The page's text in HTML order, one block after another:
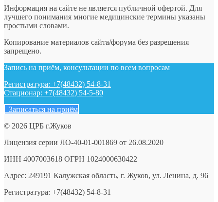
Информация на сайте не является публичной офертой. Для
лучшего понимания многие медицинские термины указаны
простыми словами.
Копирование материалов сайта/форума без разрешения
запрещено.
Запись на приём, консультации по всем вопросам
Регистратура: +7(48432) 54-8-31
Стационар: +7(48432) 54-5-80
Записаться на приём
© 2026 ЦРБ г.Жуков
Лицензия серии ЛО-40-01-001869 от 26.08.2020
ИНН 4007003618 ОГРН 1024000630422
Адрес: 249191 Калужская область, г. Жуков, ул. Ленина, д. 96
Регистратура: +7(48432) 54-8-31